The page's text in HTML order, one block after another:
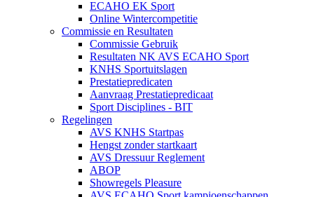
ECAHO EK Sport
Online Wintercompetitie
Commissie en Resultaten
Commissie Gebruik
Resultaten NK AVS ECAHO Sport
KNHS Sportuitslagen
Prestatiepredicaten
Aanvraag Prestatiepredicaat
Sport Disciplines - BIT
Regelingen
AVS KNHS Startpas
Hengst zonder startkaart
AVS Dressuur Reglement
ABOP
Showregels Pleasure